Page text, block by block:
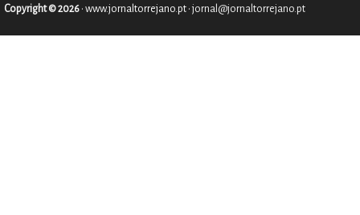
Copyright © 2026 • www.jornaltorrejano.pt • jornal@jornaltorrejano.pt